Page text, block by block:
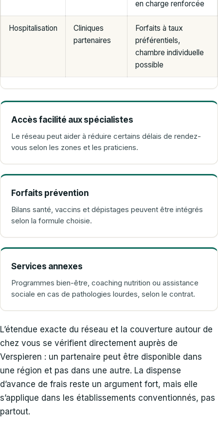
en charge renforcée
Hospitalisation
Cliniques
partenaires
Forfaits à taux
préférentiels,
chambre individuelle
possible
Accès facilité aux spécialistes
Le réseau peut aider à réduire certains délais de rendez-
vous selon les zones et les praticiens.
Forfaits prévention
Bilans santé, vaccins et dépistages peuvent être intégrés
selon la formule choisie.
Services annexes
Programmes bien-être, coaching nutrition ou assistance
sociale en cas de pathologies lourdes, selon le contrat.
L’étendue exacte du réseau et la couverture autour de
chez vous se vérifient directement auprès de
Verspieren : un partenaire peut être disponible dans
une région et pas dans une autre. La dispense
d’avance de frais reste un argument fort, mais elle
s’applique dans les établissements conventionnés, pas
partout.